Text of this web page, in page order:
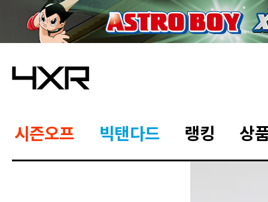
시즌오프 빅탠다드 랭킹 상